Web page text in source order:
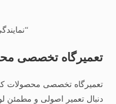
تعمیرگاه تخصصی
تعمیرگاه تخصصی محصولات
دنبال تعمیر اصولی و مطمئن